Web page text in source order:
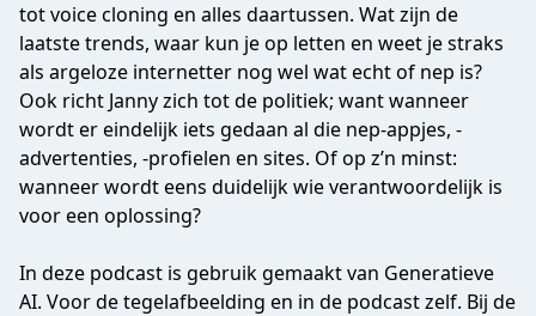
tot voice cloning en alles daartussen. Wat zijn de
laatste trends, waar kun je op letten en weet je straks
als argeloze internetter nog wel wat echt of nep is?
Ook richt Janny zich tot de politiek; want wanneer
wordt er eindelijk iets gedaan al die nep-appjes, -
advertenties, -profielen en sites. Of op z’n minst:
wanneer wordt eens duidelijk wie verantwoordelijk is
voor een oplossing?
In deze podcast is gebruik gemaakt van Generatieve
AI. Voor de tegelafbeelding en in de podcast zelf. Bij de